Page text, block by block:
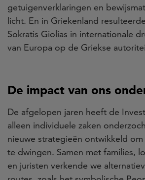
getuigenverklaringen en
licht. En in Griekenland
Sokratis Giolias in internationale
van Europa op de Griekse
De impact van ons
De afgelopen jaren heeft de
alleen individuele zaken
nieuwe strategieën ontwikkeld
te dwingen. Samen met families,
en juristen verkende we